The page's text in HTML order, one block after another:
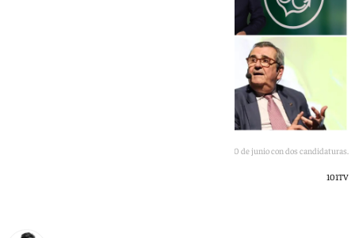
Las elecciones a la Esperanza de Triana, el 30 de junio con dos candidaturas.
101TV